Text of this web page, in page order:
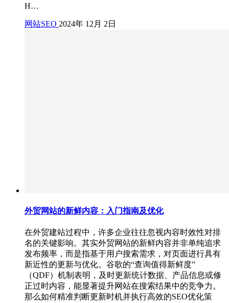
H…
网站SEO 2024年 12月 2日
外贸网站的新鲜内容：入门指南及优化
在外贸建站过程中，许多企业往往忽视内容时效性对排
名的关键影响。其实外贸网站的新鲜内容并非单纯追求
发布频率，而是指基于用户搜索需求，对页面进行具有
新近性的更新与优化。谷歌的“查询值得新鲜度”
（QDF）机制表明，及时更新统计数据、产品信息或修
正过时内容，能显著提升网站在搜索结果中的竞争力。
那么如何精准判断更新时机并执行高效的SEO优化策